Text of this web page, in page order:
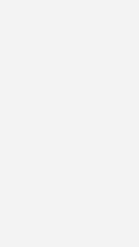
Rotor deutlich hinter
von Nordex und
getriebelose
zudem mit der sogar
die bei den
120 bis 129 Meter
auf anderes
hatte Enercon das
weiten Weg
laufenden
eiförmigen